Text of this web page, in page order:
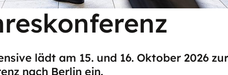
lädt am 15. und 16. Oktober 2026
nach Berlin ein.